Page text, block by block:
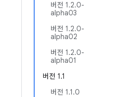
버전 1.2.0-
alpha03
버전 1.2.0-
alpha02
버전 1.2.0-
alpha01
버전 1.1
버전 1.1.0